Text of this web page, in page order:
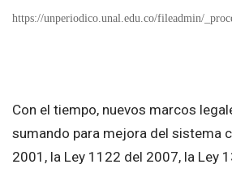
https://unperiodico.unal.edu.co/fileadmin/
Con el tiempo, nuevos marcos
sumando para mejora del sistema
2001, la Ley 1122 del 2007, la Ley